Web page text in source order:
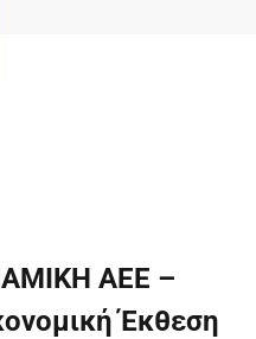
ΑΕΕ –
Έκθεση